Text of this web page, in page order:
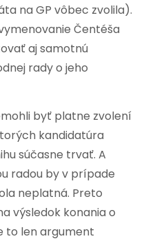
na GP vôbec zvolila).
Čentéša
aj samotnú
rady o jeho
byť platne zvolení
kandidatúra
súčasne trvať. A
radou by v prípade
neplatná. Preto
výsledok konania o
to len argument